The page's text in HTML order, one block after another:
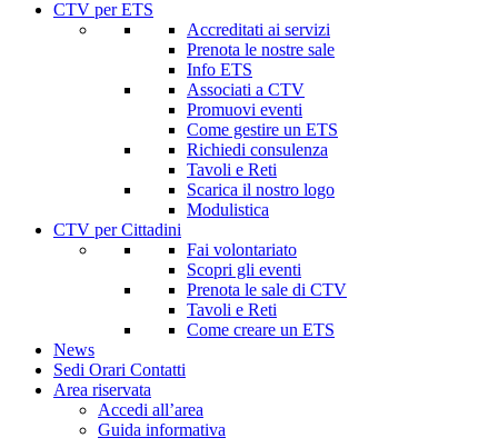
CTV per ETS
Accreditati ai servizi
Prenota le nostre sale
Info ETS
Associati a CTV
Promuovi eventi
Come gestire un ETS
Richiedi consulenza
Tavoli e Reti
Scarica il nostro logo
Modulistica
CTV per Cittadini
Fai volontariato
Scopri gli eventi
Prenota le sale di CTV
Tavoli e Reti
Come creare un ETS
News
Sedi Orari Contatti
Area riservata
Accedi all’area
Guida informativa